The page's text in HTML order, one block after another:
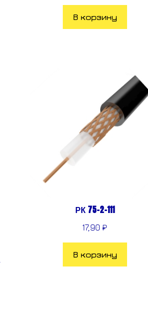
В корзину
РК 75-2-111
17,90₽
В корзину